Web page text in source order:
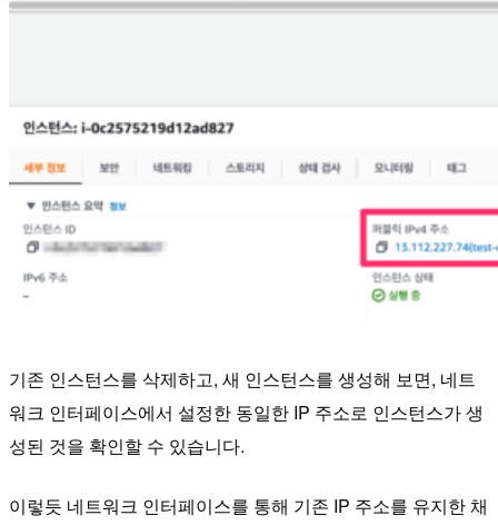
기존 인스턴스를 삭제하고, 새 인스턴스를 생성해 보면, 네트
워크 인터페이스에서 설정한 동일한 IP 주소로 인스턴스가 생
성된 것을 확인할 수 있습니다.
이렇듯 네트워크 인터페이스를 통해 기존 IP 주소를 유지한 채